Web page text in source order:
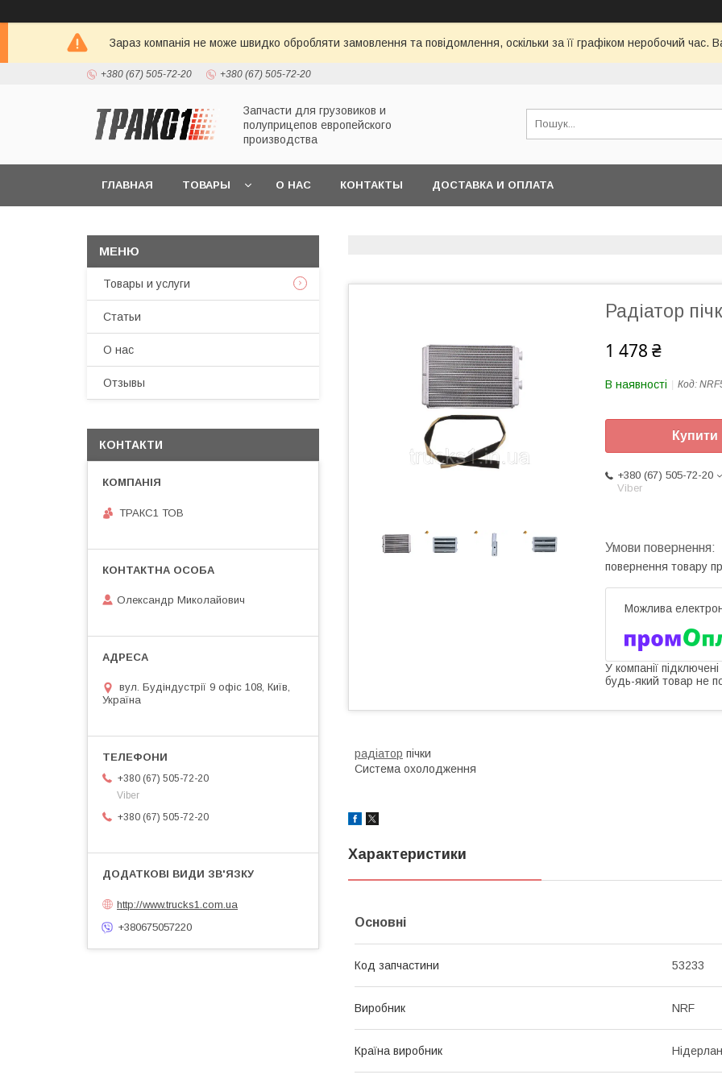
Зараз компанія не може швидко обробляти замовлення та повідомлення, оскільки за її графіком неробочий
+380 (67) 505-72-20 +380 (67) 505-72-20
Запчасти для грузовиков и
полуприцепов европейского
производства
ГЛАВНАЯ ТОВАРЫ О НАС КОНТАКТЫ ДОСТАВКА И ОПЛАТА
Радіатор
1 478 ₴
В наявності Код:
Купити
+380 (67) 505-72-20
Viber
повернення товару
У компанії
будь-який товар не
радіатор пічки
Система охолодження
Характеристики
Основні
Код запчастини 53233
Виробник NRF
Країна виробник
Товары и услуги
Статьи
О нас
Отзывы
КОНТАКТИ
ТРАКС1 ТОВ
Олександр Миколайович
вул. Будіндустрії 9 офіс 108, Київ,
Україна
+380 (67) 505-72-20
Viber
+380 (67) 505-72-20
http://www.trucks1.com.ua
+380675057220